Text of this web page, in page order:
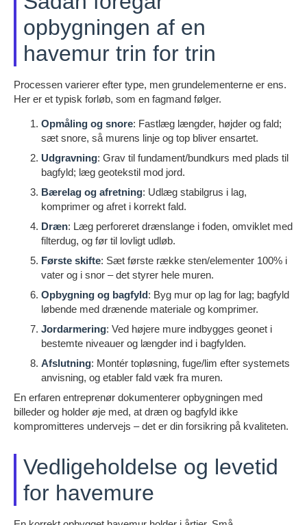
opbygningen af en
havemur trin for trin
Processen varierer efter type, men grundelementerne er ens.
Her er et typisk forløb, som en fagmand følger.
Opmåling og snore: Fastlæg længder, højder og fald;
sæt snore, så murens linje og top bliver ensartet.
Udgravning: Grav til fundament/bundkurs med plads til
bagfyld; læg geotekstil mod jord.
Bærelag og afretning: Udlæg stabilgrus i lag,
komprimer og afret i korrekt fald.
Dræn: Læg perforeret drænslange i foden, omviklet med
filterdug, og før til lovligt udløb.
Første skifte: Sæt første række sten/elementer 100% i
vater og i snor – det styrer hele muren.
Opbygning og bagfyld: Byg mur op lag for lag; bagfyld
løbende med drænende materiale og komprimer.
Jordarmering: Ved højere mure indbygges geonet i
bestemte niveauer og længder ind i bagfylden.
Afslutning: Montér topløsning, fuge/lim efter systemets
anvisning, og etabler fald væk fra muren.
En erfaren entreprenør dokumenterer opbygningen med
billeder og holder øje med, at dræn og bagfyld ikke
kompromitteres undervejs – det er din forsikring på kvaliteten.
Vedligeholdelse og levetid
for havemure